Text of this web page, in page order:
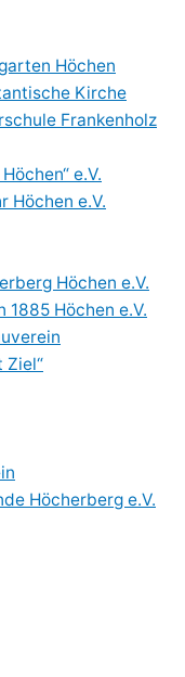
Höchen
Kirche
Frankenholz
e.V.
Höchen e.V.
Höchen e.V.
1885 Höchen e.V.
Ziel“
Höcherberg e.V.